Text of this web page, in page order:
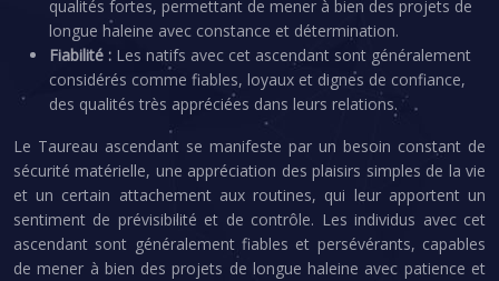
qualités fortes, permettant de mener à bien des projets de
longue haleine avec constance et détermination.
Fiabilité : Les natifs avec cet ascendant sont généralement
considérés comme fiables, loyaux et dignes de confiance,
des qualités très appréciées dans leurs relations.
Le Taureau ascendant se manifeste par un besoin constant de
sécurité matérielle, une appréciation des plaisirs simples de la vie
et un certain attachement aux routines, qui leur apportent un
sentiment de prévisibilité et de contrôle. Les individus avec cet
ascendant sont généralement fiables et persévérants, capables
de mener à bien des projets de longue haleine avec patience et